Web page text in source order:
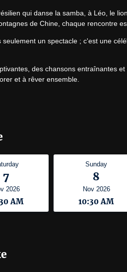
qui danse la samba, à Léo, le
de Chine, chaque rencontre
seulement un spectacle ; c'est une
des chansons entraînantes
et à rêver ensemble.
7
2026
AM
Sunday
8
Nov 2026
10:30 AM